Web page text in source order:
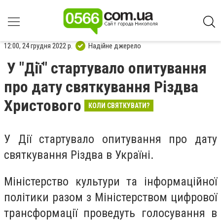
12:00, 24 грудня 2022 р. Надійне джерело
У "Дії" стартувало опитування
про дату святкування Різдва
Христового
КОЛИ СВЯТКУВАТИ?
У Дії стартувало опитування про дату
святкування Різдва в Україні.
Міністерство культури та інформаційної
політики разом з Міністерством цифрової
трансформації проведуть голосування в